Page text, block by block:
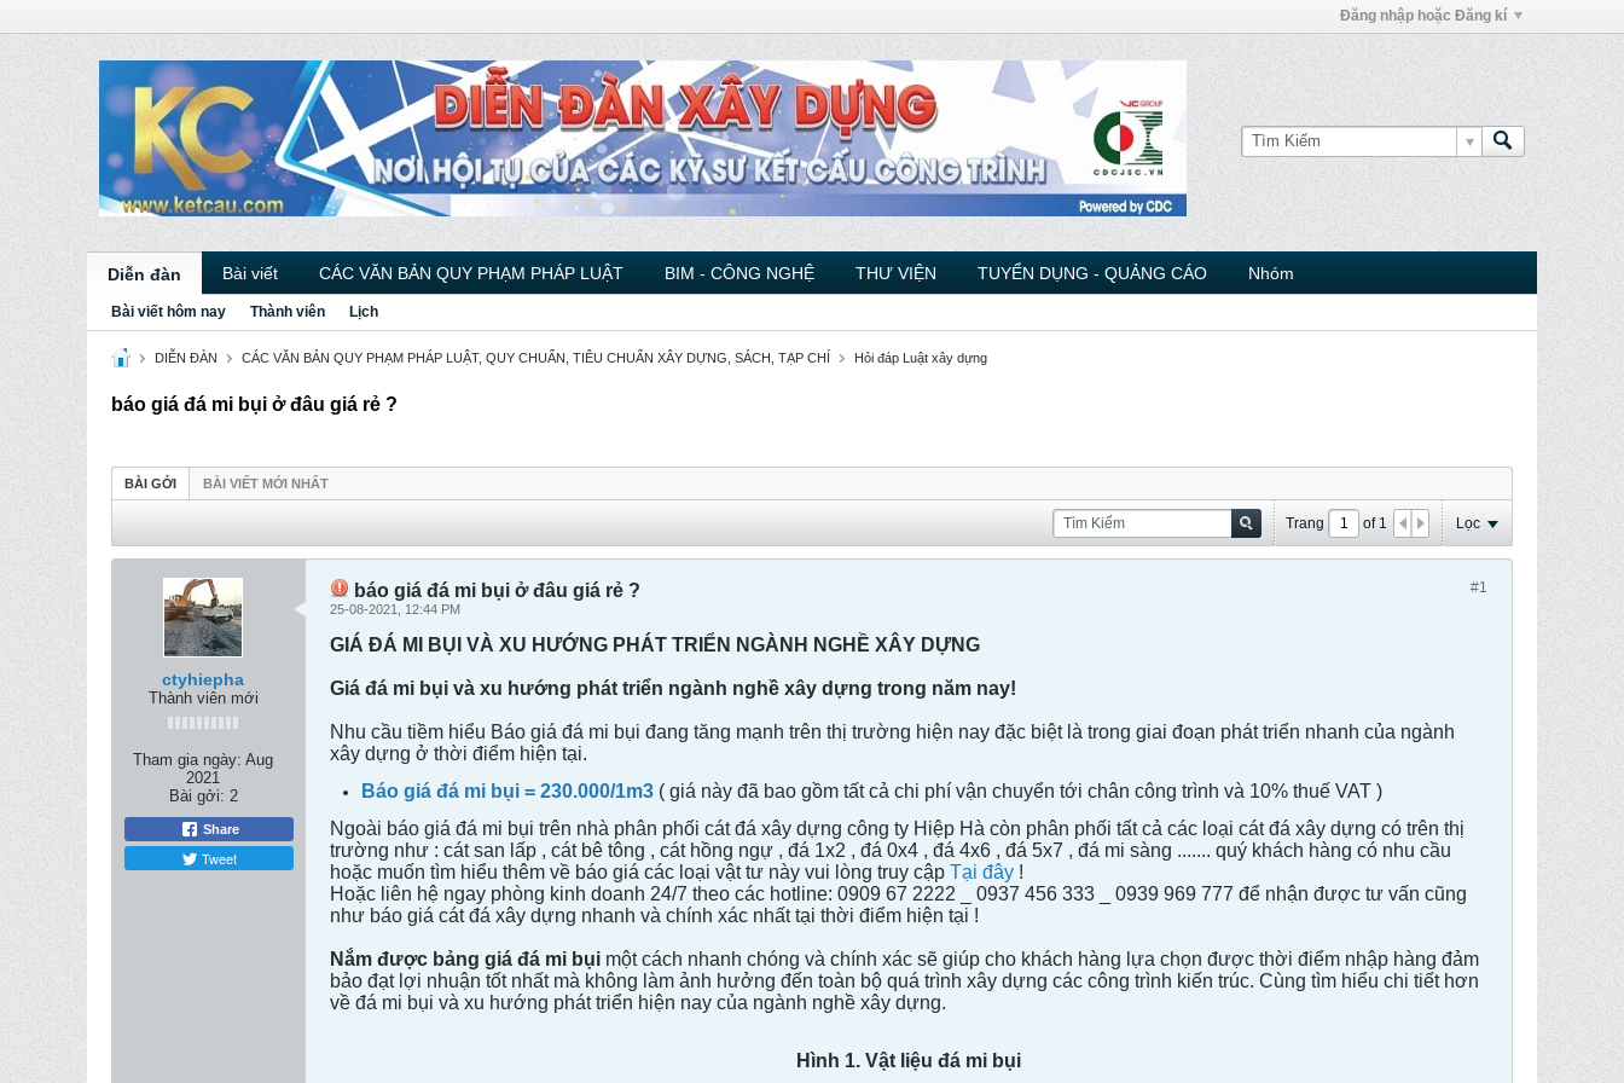
Đăng nhập hoặc Đăng kí
Diễn đàn Bài viết CÁC VĂN BẢN QUY PHẠM PHÁP LUẬT BIM - CÔNG NGHỆ THƯ VIỆN TUYỂN DỤNG - QUẢNG CÁO Nhóm
Bài viết hôm nay Thành viên Lịch
DIỄN ĐÀN CÁC VĂN BẢN QUY PHẠM PHÁP LUẬT, QUY CHUẨN, TIÊU CHUẨN XÂY DỰNG, SÁCH, TẠP CHÍ Hỏi đáp Luật xây dựng
báo giá đá mi bụi ở đâu giá rẻ ?
BÀI GỞI BÀI VIẾT MỚI NHẤT
Trang of 1 Lọc
ctyhiepha
Thành viên mới
Tham gia ngày: Aug
2021
Bài gởi: 2
Share
Tweet
#1
báo giá đá mi bụi ở đâu giá rẻ ?
25-08-2021, 12:44 PM
GIÁ ĐÁ MI BỤI VÀ XU HƯỚNG PHÁT TRIỂN NGÀNH NGHỀ XÂY DỰNG
Giá đá mi bụi và xu hướng phát triển ngành nghề xây dựng trong năm nay!
Nhu cầu tiềm hiểu Báo giá đá mi bụi đang tăng mạnh trên thị trường hiện nay đặc biệt là trong giai đoạn phát triển nhanh của ngành
xây dựng ở thời điểm hiện tại.
Báo giá đá mi bụi = 230.000/1m3 ( giá này đã bao gồm tất cả chi phí vận chuyển tới chân công trình và 10% thuế VAT )
Ngoài báo giá đá mi bụi trên nhà phân phối cát đá xây dựng công ty Hiệp Hà còn phân phối tất cả các loại cát đá xây dựng có trên thị
trường như : cát san lấp , cát bê tông , cát hồng ngự , đá 1x2 , đá 0x4 , đá 4x6 , đá 5x7 , đá mi sàng ....... quý khách hàng có nhu cầu
hoặc muốn tìm hiểu thêm về báo giá các loại vật tư này vui lòng truy cập Tại đây !
Hoặc liên hệ ngay phòng kinh doanh 24/7 theo các hotline: 0909 67 2222 _ 0937 456 333 _ 0939 969 777 để nhận được tư vấn cũng
như báo giá cát đá xây dựng nhanh và chính xác nhất tại thời điểm hiện tại !
Nắm được bảng giá đá mi bụi một cách nhanh chóng và chính xác sẽ giúp cho khách hàng lựa chọn được thời điểm nhập hàng đảm
bảo đạt lợi nhuận tốt nhất mà không làm ảnh hưởng đến toàn bộ quá trình xây dựng các công trình kiến trúc. Cùng tìm hiểu chi tiết hơn
về đá mi bụi và xu hướng phát triển hiện nay của ngành nghề xây dựng.
Hình 1. Vật liệu đá mi bụi